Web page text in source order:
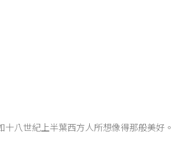
八世紀上半葉西方人所想像得那般美好。